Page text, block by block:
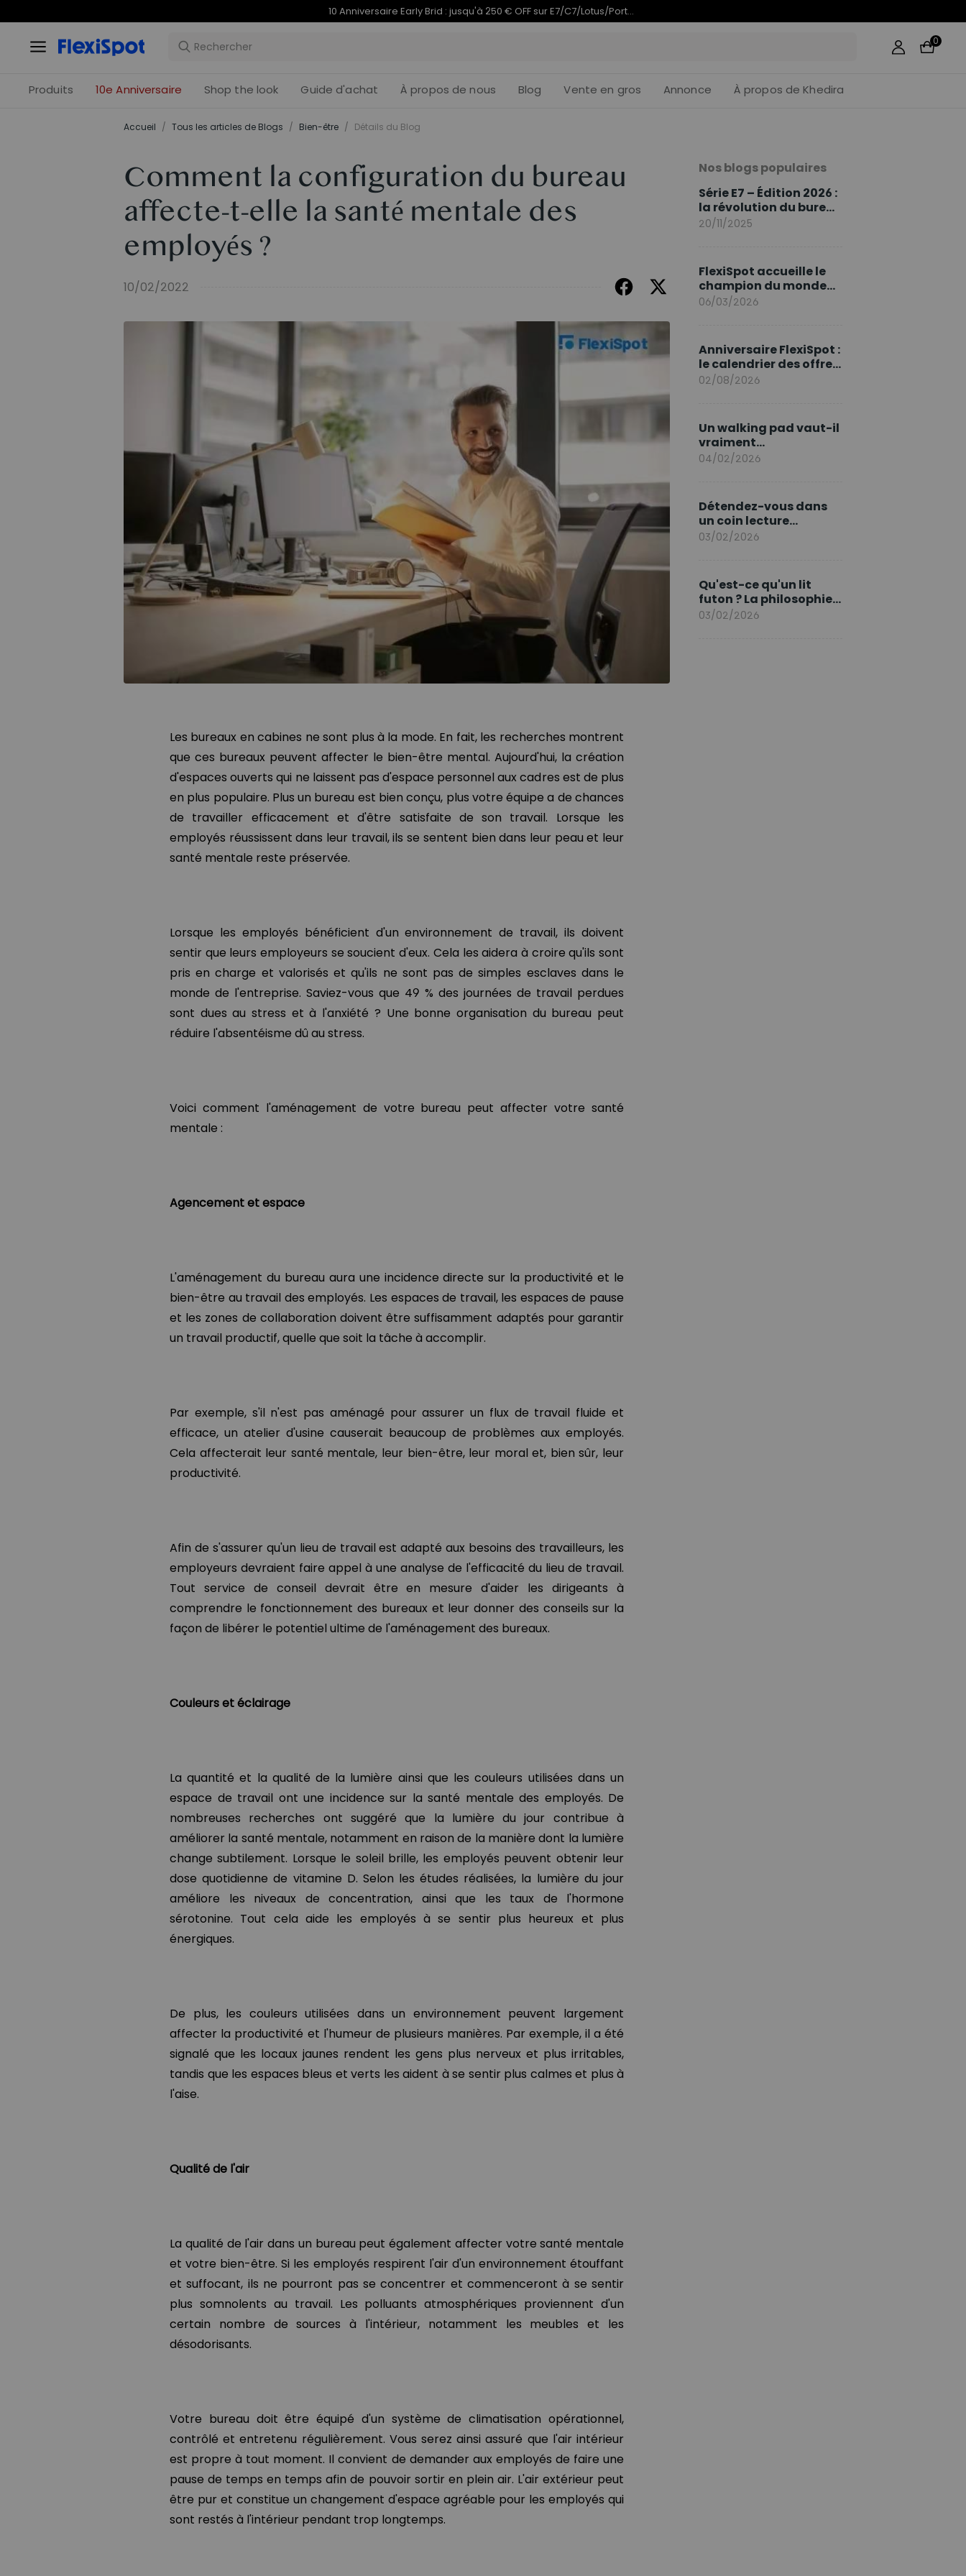
Offres du 10e anniversaire | C7 Morpher dès 579,99 € Termine en 10j 03
0
Produits 10e Anniversaire Shop the look Guide d'achat À propos de nous Blog Vente en gros Annonce À propos de Khedira
Accueil / Tous les articles de Blogs / Bien-être / Détails du Blog
Comment la configuration du bureau
affecte-t-elle la santé mentale des
employés ?
10/02/2022
Les bureaux en cabines ne sont plus à la mode. En fait, les recherches montrent
que ces bureaux peuvent affecter le bien-être mental. Aujourd'hui, la création
d'espaces ouverts qui ne laissent pas d'espace personnel aux cadres est de plus
en plus populaire. Plus un bureau est bien conçu, plus votre équipe a de chances
de travailler efficacement et d'être satisfaite de son travail. Lorsque les
employés réussissent dans leur travail, ils se sentent bien dans leur peau et leur
santé mentale reste préservée.
Lorsque les employés bénéficient d'un environnement de travail, ils doivent
sentir que leurs employeurs se soucient d'eux. Cela les aidera à croire qu'ils sont
pris en charge et valorisés et qu'ils ne sont pas de simples esclaves dans le
monde de l'entreprise. Saviez-vous que 49 % des journées de travail perdues
sont dues au stress et à l'anxiété ? Une bonne organisation du bureau peut
réduire l'absentéisme dû au stress.
Voici comment l'aménagement de votre bureau peut affecter votre santé
mentale :
Agencement et espace
L'aménagement du bureau aura une incidence directe sur la productivité et le
bien-être au travail des employés. Les espaces de travail, les espaces de pause
et les zones de collaboration doivent être suffisamment adaptés pour garantir
un travail productif, quelle que soit la tâche à accomplir.
Par exemple, s'il n'est pas aménagé pour assurer un flux de travail fluide et
efficace, un atelier d'usine causerait beaucoup de problèmes aux employés.
Cela affecterait leur santé mentale, leur bien-être, leur moral et, bien sûr, leur
productivité.
Afin de s'assurer qu'un lieu de travail est adapté aux besoins des travailleurs, les
employeurs devraient faire appel à une analyse de l'efficacité du lieu de travail.
Tout service de conseil devrait être en mesure d'aider les dirigeants à
comprendre le fonctionnement des bureaux et leur donner des conseils sur la
façon de libérer le potentiel ultime de l'aménagement des bureaux.
Couleurs et éclairage
La quantité et la qualité de la lumière ainsi que les couleurs utilisées dans un
espace de travail ont une incidence sur la santé mentale des employés. De
nombreuses recherches ont suggéré que la lumière du jour contribue à
améliorer la santé mentale, notamment en raison de la manière dont la lumière
change subtilement. Lorsque le soleil brille, les employés peuvent obtenir leur
dose quotidienne de vitamine D. Selon les études réalisées, la lumière du jour
améliore les niveaux de concentration, ainsi que les taux de l'hormone
sérotonine. Tout cela aide les employés à se sentir plus heureux et plus
énergiques.
De plus, les couleurs utilisées dans un environnement peuvent largement
affecter la productivité et l'humeur de plusieurs manières. Par exemple, il a été
signalé que les locaux jaunes rendent les gens plus nerveux et plus irritables,
tandis que les espaces bleus et verts les aident à se sentir plus calmes et plus à
l'aise.
Qualité de l'air
La qualité de l'air dans un bureau peut également affecter votre santé mentale
et votre bien-être. Si les employés respirent l'air d'un environnement étouffant
et suffocant, ils ne pourront pas se concentrer et commenceront à se sentir
plus somnolents au travail. Les polluants atmosphériques proviennent d'un
certain nombre de sources à l'intérieur, notamment les meubles et les
désodorisants.
Votre bureau doit être équipé d'un système de climatisation opérationnel,
contrôlé et entretenu régulièrement. Vous serez ainsi assuré que l'air intérieur
est propre à tout moment. Il convient de demander aux employés de faire une
pause de temps en temps afin de pouvoir sortir en plein air. L'air extérieur peut
être pur et constitue un changement d'espace agréable pour les employés qui
sont restés à l'intérieur pendant trop longtemps.
Nos blogs populaires
Série E7 – Édition 2026 :
la révolution du bureau
assis debout continue
20/11/2025
FlexiSpot accueille le
champion du monde
Sami Khedira comme
06/03/2026
Anniversaire FlexiSpot :
le calendrier des offres
d’août
02/08/2026
Un walking pad vaut-il
vraiment
l'investissement ?
04/02/2026
Détendez-vous dans
un coin lecture
printanier
03/02/2026
Qu'est-ce qu'un lit
futon ? La philosophie
du sommeil japonais
03/02/2026